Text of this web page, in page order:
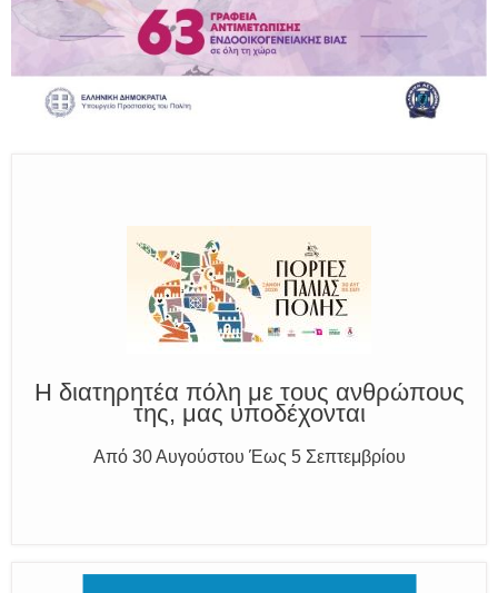
Καλούμε Άμεσα την Πυροσβεστική στο 199 ή στο 112
και δίνουμε σαφείς πληροφορίες